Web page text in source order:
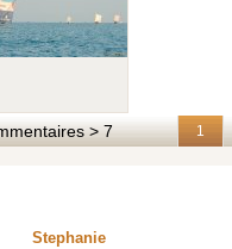
> 7 1
Stephanie